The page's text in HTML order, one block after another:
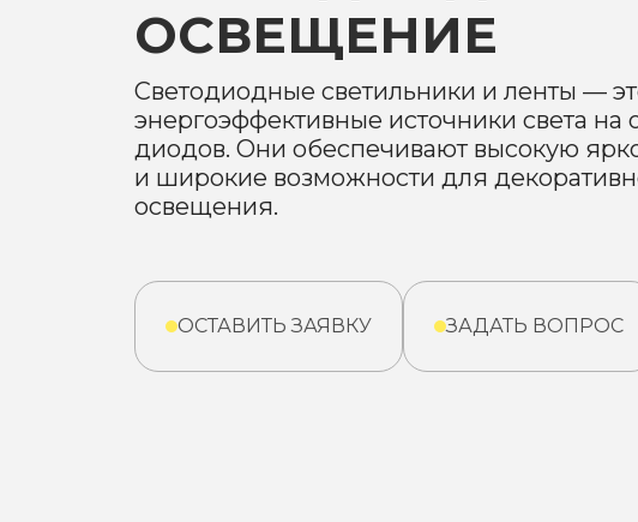
ОСВЕЩЕНИЕ
Светодиодные светильники и ленты —
энергоэффективные источники света
диодов. Они обеспечивают высокую
и широкие возможности для
освещения.
ОСТАВИТЬ ЗАЯВКУ ЗАДАТЬ ВОПРОС